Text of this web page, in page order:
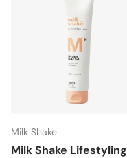
Milk Shake
Milk Shake Lifestyling